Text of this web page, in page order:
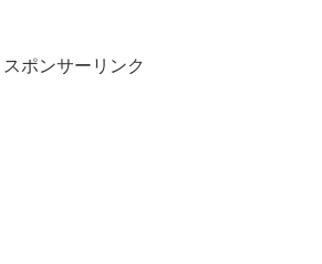
スポンサーリンク